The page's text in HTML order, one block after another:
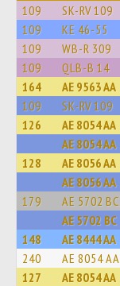
109 SK-RV 109
109 KE 46-55
109 WB-R 309
109 QLB-B 14
164 AE 9563 AA
109 SK-RV 109
126 AE 8054 AA
AE 8054 AA
128 AE 8056 AA
AE 8056 AA
179 AE 5702 BC
AE 5702 BC
148 AE 8444 AA
240 AE 8054 AA
127 AE 8054 AA